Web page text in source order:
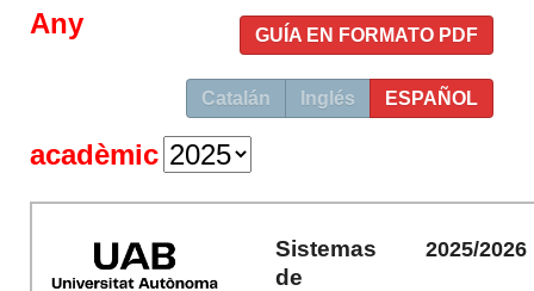
GUÍA EN FORMATO PDF
Catalán Inglés ESPAÑOL
Any
acadèmic
Sistemas
de
2025/2026